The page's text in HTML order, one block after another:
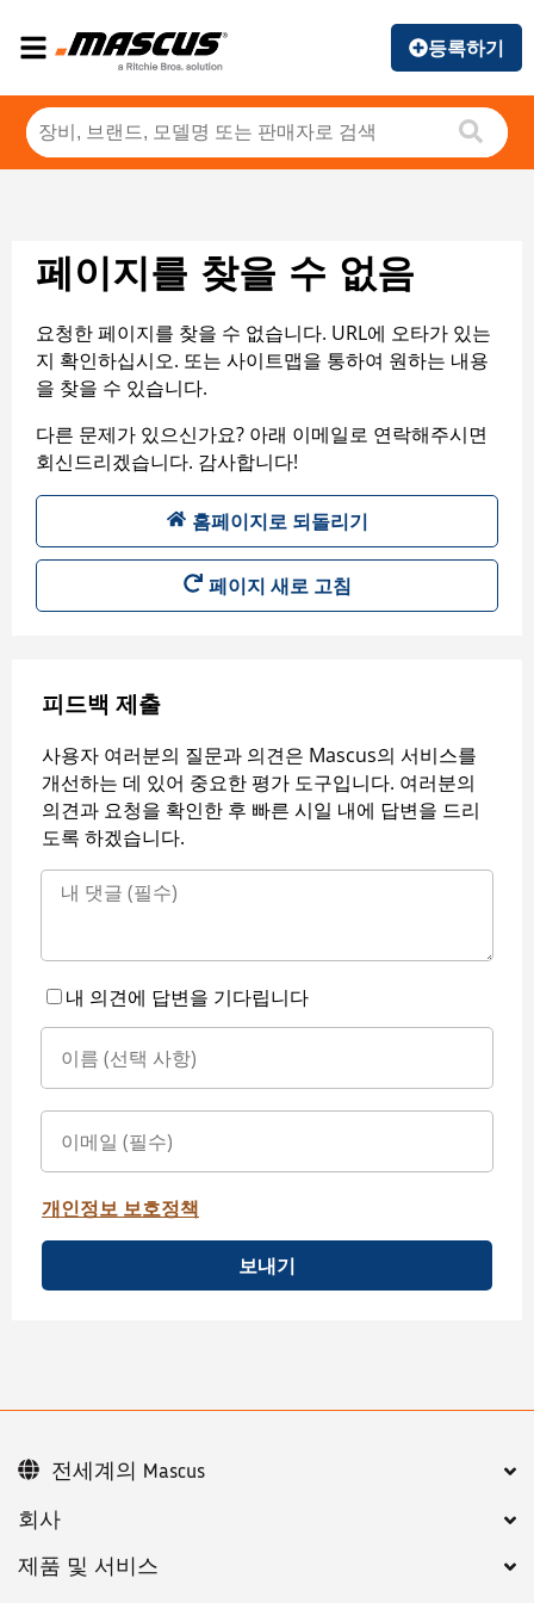
등록하기
페이지를 찾을 수 없음
요청한 페이지를 찾을 수 없습니다. URL에 오타가 있는
지 확인하십시오. 또는 사이트맵을 통하여 원하는 내용
을 찾을 수 있습니다.
다른 문제가 있으신가요? 아래 이메일로 연락해주시면
회신드리겠습니다. 감사합니다!
홈페이지로 되돌리기
페이지 새로 고침
피드백 제출
사용자 여러분의 질문과 의견은 Mascus의 서비스를
개선하는 데 있어 중요한 평가 도구입니다. 여러분의
의견과 요청을 확인한 후 빠른 시일 내에 답변을 드리
도록 하겠습니다.
내 의견에 답변을 기다립니다
개인정보 보호정책
보내기
회사
제품 및 서비스
전세계의 Mascus